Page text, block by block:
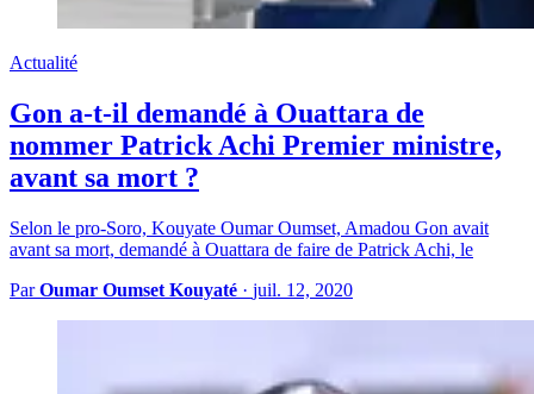
Actualité
Gon a-t-il demandé à Ouattara de
nommer Patrick Achi Premier ministre,
avant sa mort ?
Selon le pro-Soro, Kouyate Oumar Oumset, Amadou Gon avait
avant sa mort, demandé à Ouattara de faire de Patrick Achi, le
ParOumar Oumset Kouyaté · juil. 12, 2020